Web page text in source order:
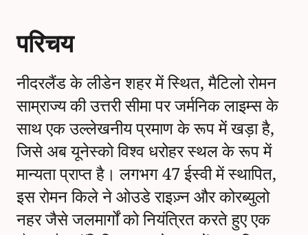
परिचय
नीदरलैंड के लीडेन शहर में स्थित, मैटिलो रोमन
साम्राज्य की उत्तरी सीमा पर जर्मनिक लाइम्स के
साथ एक उल्लेखनीय प्रमाण के रूप में खड़ा है,
जिसे अब यूनेस्को विश्व धरोहर स्थल के रूप में
मान्यता प्राप्त है। लगभग 47 ईस्वी में स्थापित,
इस रोमन किले ने ओउडे राइज़्न और कोरब्युलो
नहर जैसे जलमार्गों को नियंत्रित करते हुए एक